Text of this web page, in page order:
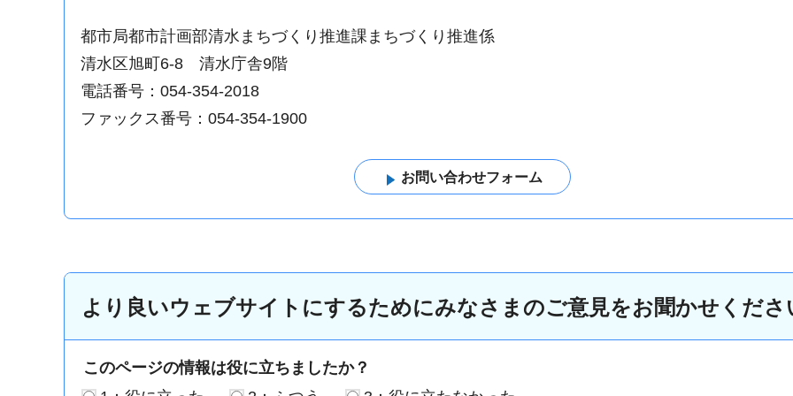
都市局都市計画部清水まちづくり推進課まちづくり推進係
清水区旭町6-8 清水庁舎9階
電話番号：054-354-2018
ファックス番号：054-354-1900
より良いウェブサイトにするためにみなさまのご意見をお聞かせくださ
このページの情報は役に立ちましたか？